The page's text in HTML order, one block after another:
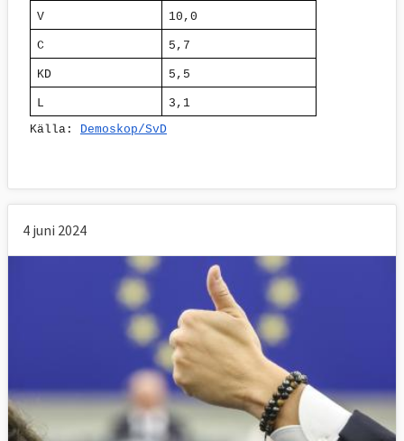
V 10,0
C 5,7
KD 5,5
L
3,1
Källa:
Demoskop/SvD
4 juni 2024